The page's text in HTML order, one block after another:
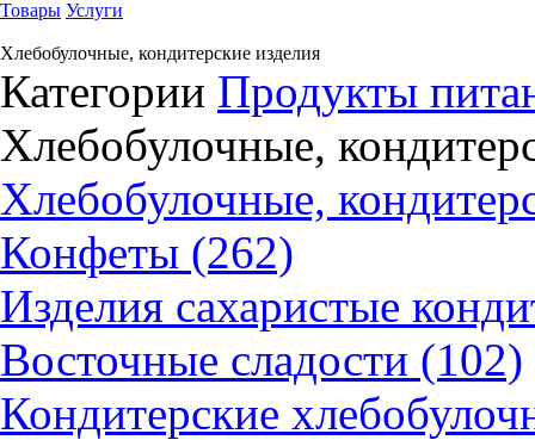
Товары Услуги
Хлебобулочные, кондитерские изделия
Категории Продукты
Хлебобулочные,
Хлебобулочные,
Конфеты (262)
Изделия сахаристые
Восточные сладости (102)
Кондитерские